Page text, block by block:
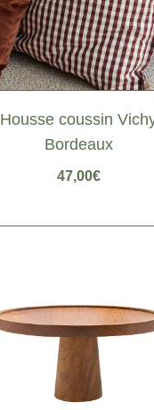
Housse coussin
Bordeaux
47,00€